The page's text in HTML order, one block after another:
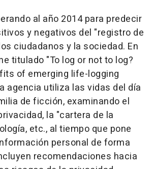
al año 2014 para predecir
y negativos del "registro de
ciudadanos y la sociedad. En
titulado "To log or not to log?
of emerging life-logging
agencia utiliza las vidas del día
de ficción, examinando el
la "cartera de la
etc., al tiempo que pone
personal de forma
recomendaciones hacia